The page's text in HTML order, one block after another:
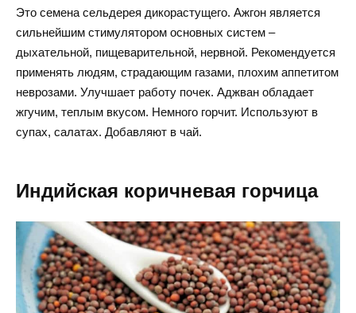
Это семена сельдерея дикорастущего. Ажгон является
сильнейшим стимулятором основных систем –
дыхательной, пищеварительной, нервной. Рекомендуется
применять людям, страдающим газами, плохим аппетитом
неврозами. Улучшает работу почек. Аджван обладает
жгучим, теплым вкусом. Немного горчит. Используют в
супах, салатах. Добавляют в чай.
Индийская коричневая горчица